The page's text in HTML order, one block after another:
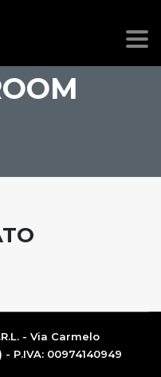
- Via Carmelo
- P.IVA: 00974140949